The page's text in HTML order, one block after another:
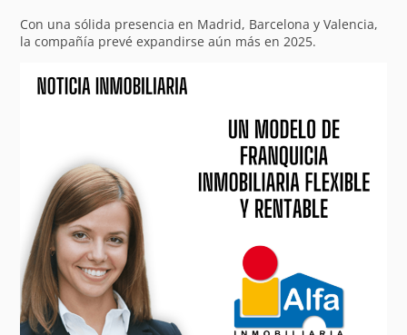
Con una sólida presencia en Madrid, Barcelona y Valencia,
la compañía prevé expandirse aún más en 2025.